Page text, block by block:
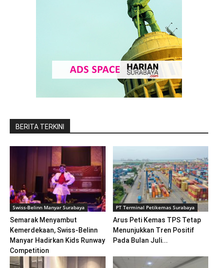
BERITA TERKINI
Swiss-Belinn Manyar Surabaya
Semarak Menyambut
Kemerdekaan, Swiss-Belinn
Manyar Hadirkan Kids Runway
Competition
PT Terminal Petikemas Surabaya
Arus Peti Kemas TPS Tetap
Menunjukkan Tren Positif
Pada Bulan Juli...